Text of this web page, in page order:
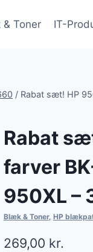
Toner IT-
/ Rabat sæt! HP
Rabat
farver
950XL –
Blæk & Toner, HP
269,00 kr.